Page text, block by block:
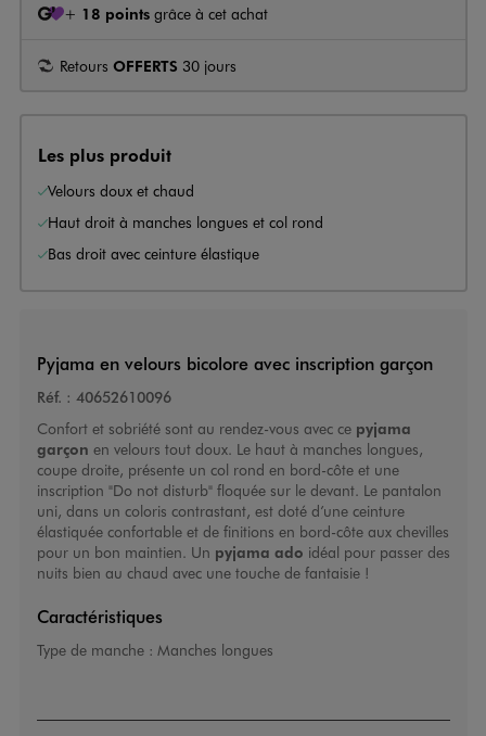
+ 18 points grâce à cet achat
Retours OFFERTS 30 jours
Les plus produit
Velours doux et chaud
Haut droit à manches longues et col rond
Bas droit avec ceinture élastique
Pyjama en velours bicolore avec inscription garçon
Réf. : 40652610096
Confort et sobriété sont au rendez-vous avec ce pyjama
garçon en velours tout doux. Le haut à manches longues,
coupe droite, présente un col rond en bord-côte et une
inscription "Do not disturb" floquée sur le devant. Le pantalon
uni, dans un coloris contrastant, est doté d’une ceinture
élastiquée confortable et de finitions en bord-côte aux chevilles
pour un bon maintien. Un pyjama ado idéal pour passer des
nuits bien au chaud avec une touche de fantaisie !
Caractéristiques
Type de manche : Manches longues